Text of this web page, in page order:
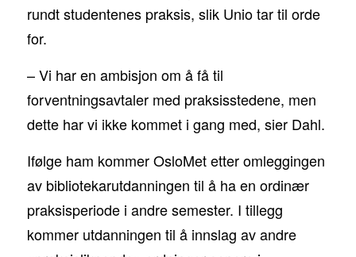
rundt studentenes praksis, slik Unio tar til orde
for.
– Vi har en ambisjon om å få til
forventningsavtaler med praksisstedene, men
dette har vi ikke kommet i gang med, sier Dahl.
Ifølge ham kommer OsloMet etter omleggingen
av bibliotekarutdanningen til å ha en ordinær
praksisperiode i andre semester. I tillegg
kommer utdanningen til å innslag av andre